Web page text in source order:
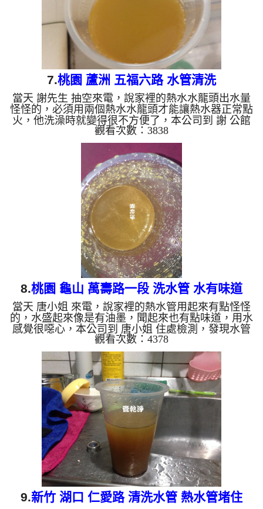
7.桃園 蘆洲 五福六路 水管清洗
當天 謝先生 抽空來電，說家裡的熱水水龍頭出水量
怪怪的，必須用兩個熱水水龍頭才能讓熱水器正常點
火，他洗澡時就變得很不方便了，本公司到 謝 公館
檢測，發現水管裡面有不少泥沙及鐵鏽，所以水就無
法通過了，本公司架起 水管清洗機 ，開始 洗水管 ，
蓮蓬頭噴出黃水連綿不斷，如下圖及影片，謝先生
看到都很訝異， 水管清洗 約兩小時後，出水沒有顏
色了， 謝先生總算不用洗戰鬥澡了。 清洗水管, 水管
清洗, 洗水管, 熱水管堵塞, 熱水忽冷忽熱, 洗管路, 清
管路 ...
觀看次數：3838
8.桃園 龜山 萬壽路一段 洗水管 水有味道
當天 唐小姐 來電，說家裡的熱水管用起來有點怪怪
的，水盛起來像是有油墨，聞起來也有點味道，用水
感覺很噁心，本公司到 唐小姐 住處檢測，發現水管
裡面有油墨及鐵鏽，所以水有味道是很正常的，本公
司架起 水管清洗機 ，開始 洗水管 ，流理臺噴出很髒
的黃水，連布都染黃了，如下圖及影片，唐小姐 看
到很想吐， 水管清洗 約兩小時後，出水也沒有異物
也不在有味道了， 唐小姐總算能正常使用了。 清洗
水管, 水管清洗, 洗水管, 熱水管堵塞, 熱水忽冷忽熱,
洗管路, 清管路 ...
觀看次數：4378
9.新竹 湖口 仁愛路 清洗水管 熱水管堵住